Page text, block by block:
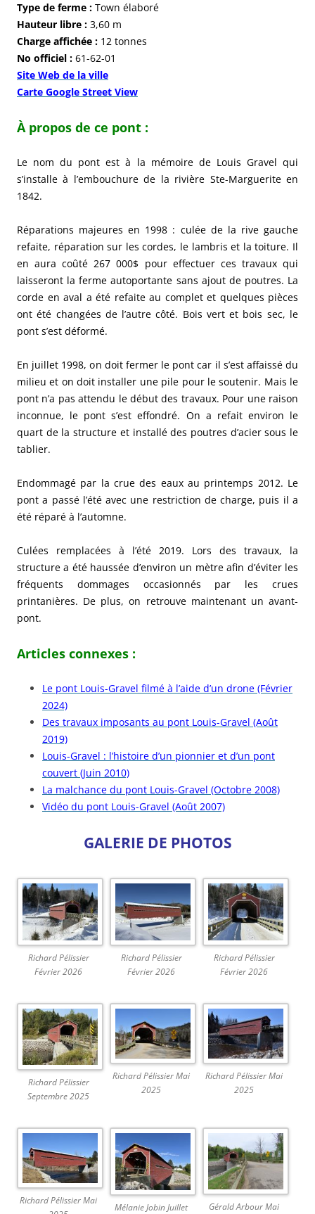
Type de ferme : Town élaboré
Hauteur libre : 3,60 m
Charge affichée : 12 tonnes
No officiel : 61-62-01
Site Web de la ville
Carte Google Street View
À propos de ce pont :
Le nom du pont est à la mémoire de Louis Gravel qui
s’installe à l’embouchure de la rivière Ste-Marguerite en
1842.
Réparations majeures en 1998 : culée de la rive gauche
refaite, réparation sur les cordes, le lambris et la toiture. Il
en aura coûté 267 000$ pour effectuer ces travaux qui
laisseront la ferme autoportante sans ajout de poutres. La
corde en aval a été refaite au complet et quelques pièces
ont été changées de l’autre côté. Bois vert et bois sec, le
pont s’est déformé.
En juillet 1998, on doit fermer le pont car il s’est affaissé du
milieu et on doit installer une pile pour le soutenir. Mais le
pont n’a pas attendu le début des travaux. Pour une raison
inconnue, le pont s’est effondré. On a refait environ le
quart de la structure et installé des poutres d’acier sous le
tablier.
Endommagé par la crue des eaux au printemps 2012. Le
pont a passé l’été avec une restriction de charge, puis il a
été réparé à l’automne.
Culées remplacées à l’été 2019. Lors des travaux, la
structure a été haussée d’environ un mètre afin d’éviter les
fréquents dommages occasionnés par les crues
printanières. De plus, on retrouve maintenant un avant-
pont.
Articles connexes :
Le pont Louis-Gravel filmé à l’aide d’un drone (Février
2024)
Des travaux imposants au pont Louis-Gravel (Août
2019)
Louis-Gravel : l’histoire d’un pionnier et d’un pont
couvert (Juin 2010)
La malchance du pont Louis-Gravel (Octobre 2008)
Vidéo du pont Louis-Gravel (Août 2007)
GALERIE DE PHOTOS
Richard Pélissier
Février 2026
Richard Pélissier
Février 2026
Richard Pélissier
Février 2026
Richard Pélissier
Septembre 2025
Richard Pélissier Mai
2025
Richard Pélissier Mai
2025
Richard Pélissier Mai
Mélanie Jobin Juillet Gérald Arbour Mai